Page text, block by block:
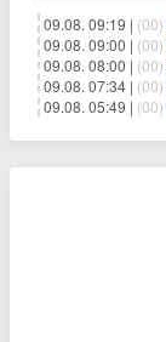
09.08. 09:19 | (00)
09.08. 09:00 | (00)
09.08. 08:00 | (00)
09.08. 07:34 | (00)
09.08. 05:49 | (00)